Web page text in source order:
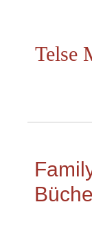
springenTelse